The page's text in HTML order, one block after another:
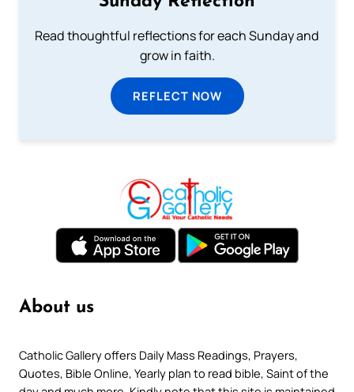
Read thoughtful reflections for each Sunday and
grow in faith.
REFLECT NOW
About us
Catholic Gallery offers Daily Mass Readings, Prayers,
Quotes, Bible Online, Yearly plan to read bible, Saint of the